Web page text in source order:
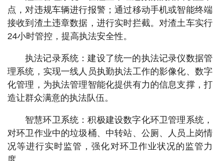
点，对违规车辆进行报警；通过移动手机或智能终端
接收到渣土违章数据，进行实时拦截。对渣土车实行
24小时管控，提高执法安全性。
执法记录系统：建设了统一的执法记录仪数据管
理系统，实现一线人员执勤执法工作的影像化、数字
化管理，为执法管理智能化提供有力的信息支撑，打
造让群众满意的执法队伍。
智慧环卫系统：积极建设数字化环卫管理系统，
对环卫作业中的垃圾桶、中转站、公厕、人员上岗情
况等进行实时监管，强化对环卫作业状况的监管力